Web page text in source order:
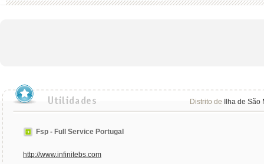
Distrito de Ilha de São
Fsp - Full Service Portugal
http://www.infinitebs.com